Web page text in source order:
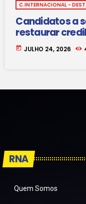
C.INTERNACIONAL -
Candidatos a
restaurar
today JULHO 24, 2026
RNA
Quem Somos